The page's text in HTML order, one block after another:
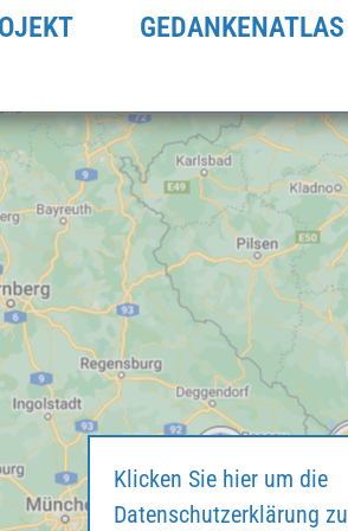
GEDANKENATLAS
Klicken Sie hier um die
Datenschutzerklärung zu